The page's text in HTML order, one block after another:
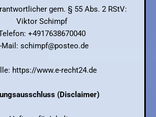
gem. § 55 Abs. 2 RStV:
Viktor Schimpf
+4917638670040
Mail: schimpf@posteo.de
https://www.e-recht24.de
(Disclaimer)